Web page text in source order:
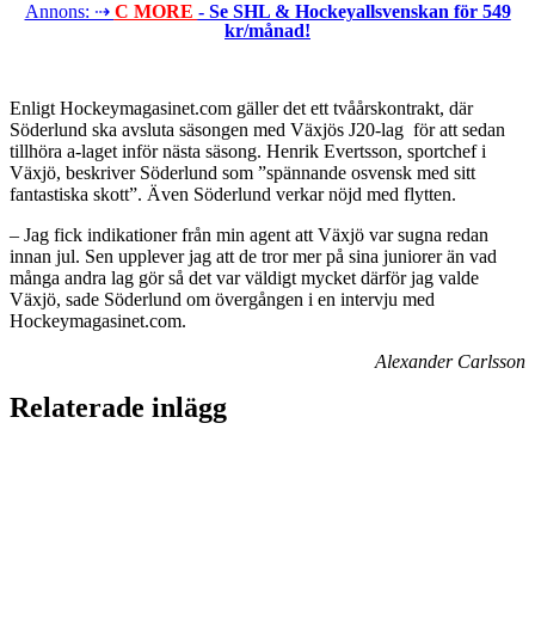
Annons: ⇢ C MORE - Se SHL & Hockeyallsvenskan för 549
kr/månad!
Enligt Hockeymagasinet.com gäller det ett tvåårskontrakt, där
Söderlund ska avsluta säsongen med Växjös J20-lag för att sedan
tillhöra a-laget inför nästa säsong. Henrik Evertsson, sportchef i
Växjö, beskriver Söderlund som ”spännande osvensk med sitt
fantastiska skott”. Även Söderlund verkar nöjd med flytten.
– Jag fick indikationer från min agent att Växjö var sugna redan
innan jul. Sen upplever jag att de tror mer på sina juniorer än vad
många andra lag gör så det var väldigt mycket därför jag valde
Växjö, sade Söderlund om övergången i en intervju med
Hockeymagasinet.com.
Alexander Carlsson
Relaterade inlägg